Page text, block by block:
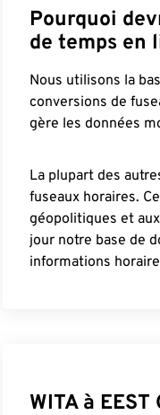
Pourquoi
de temps en
Nous utilisons la
conversions de
gère les données
La plupart des
fuseaux horaires.
géopolitiques et
jour notre base de
informations
WITA à